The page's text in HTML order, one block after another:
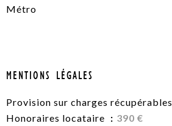
Métro
MENTIONS LÉGALES
Provision sur charges récupérables
Honoraires locataire
390 €